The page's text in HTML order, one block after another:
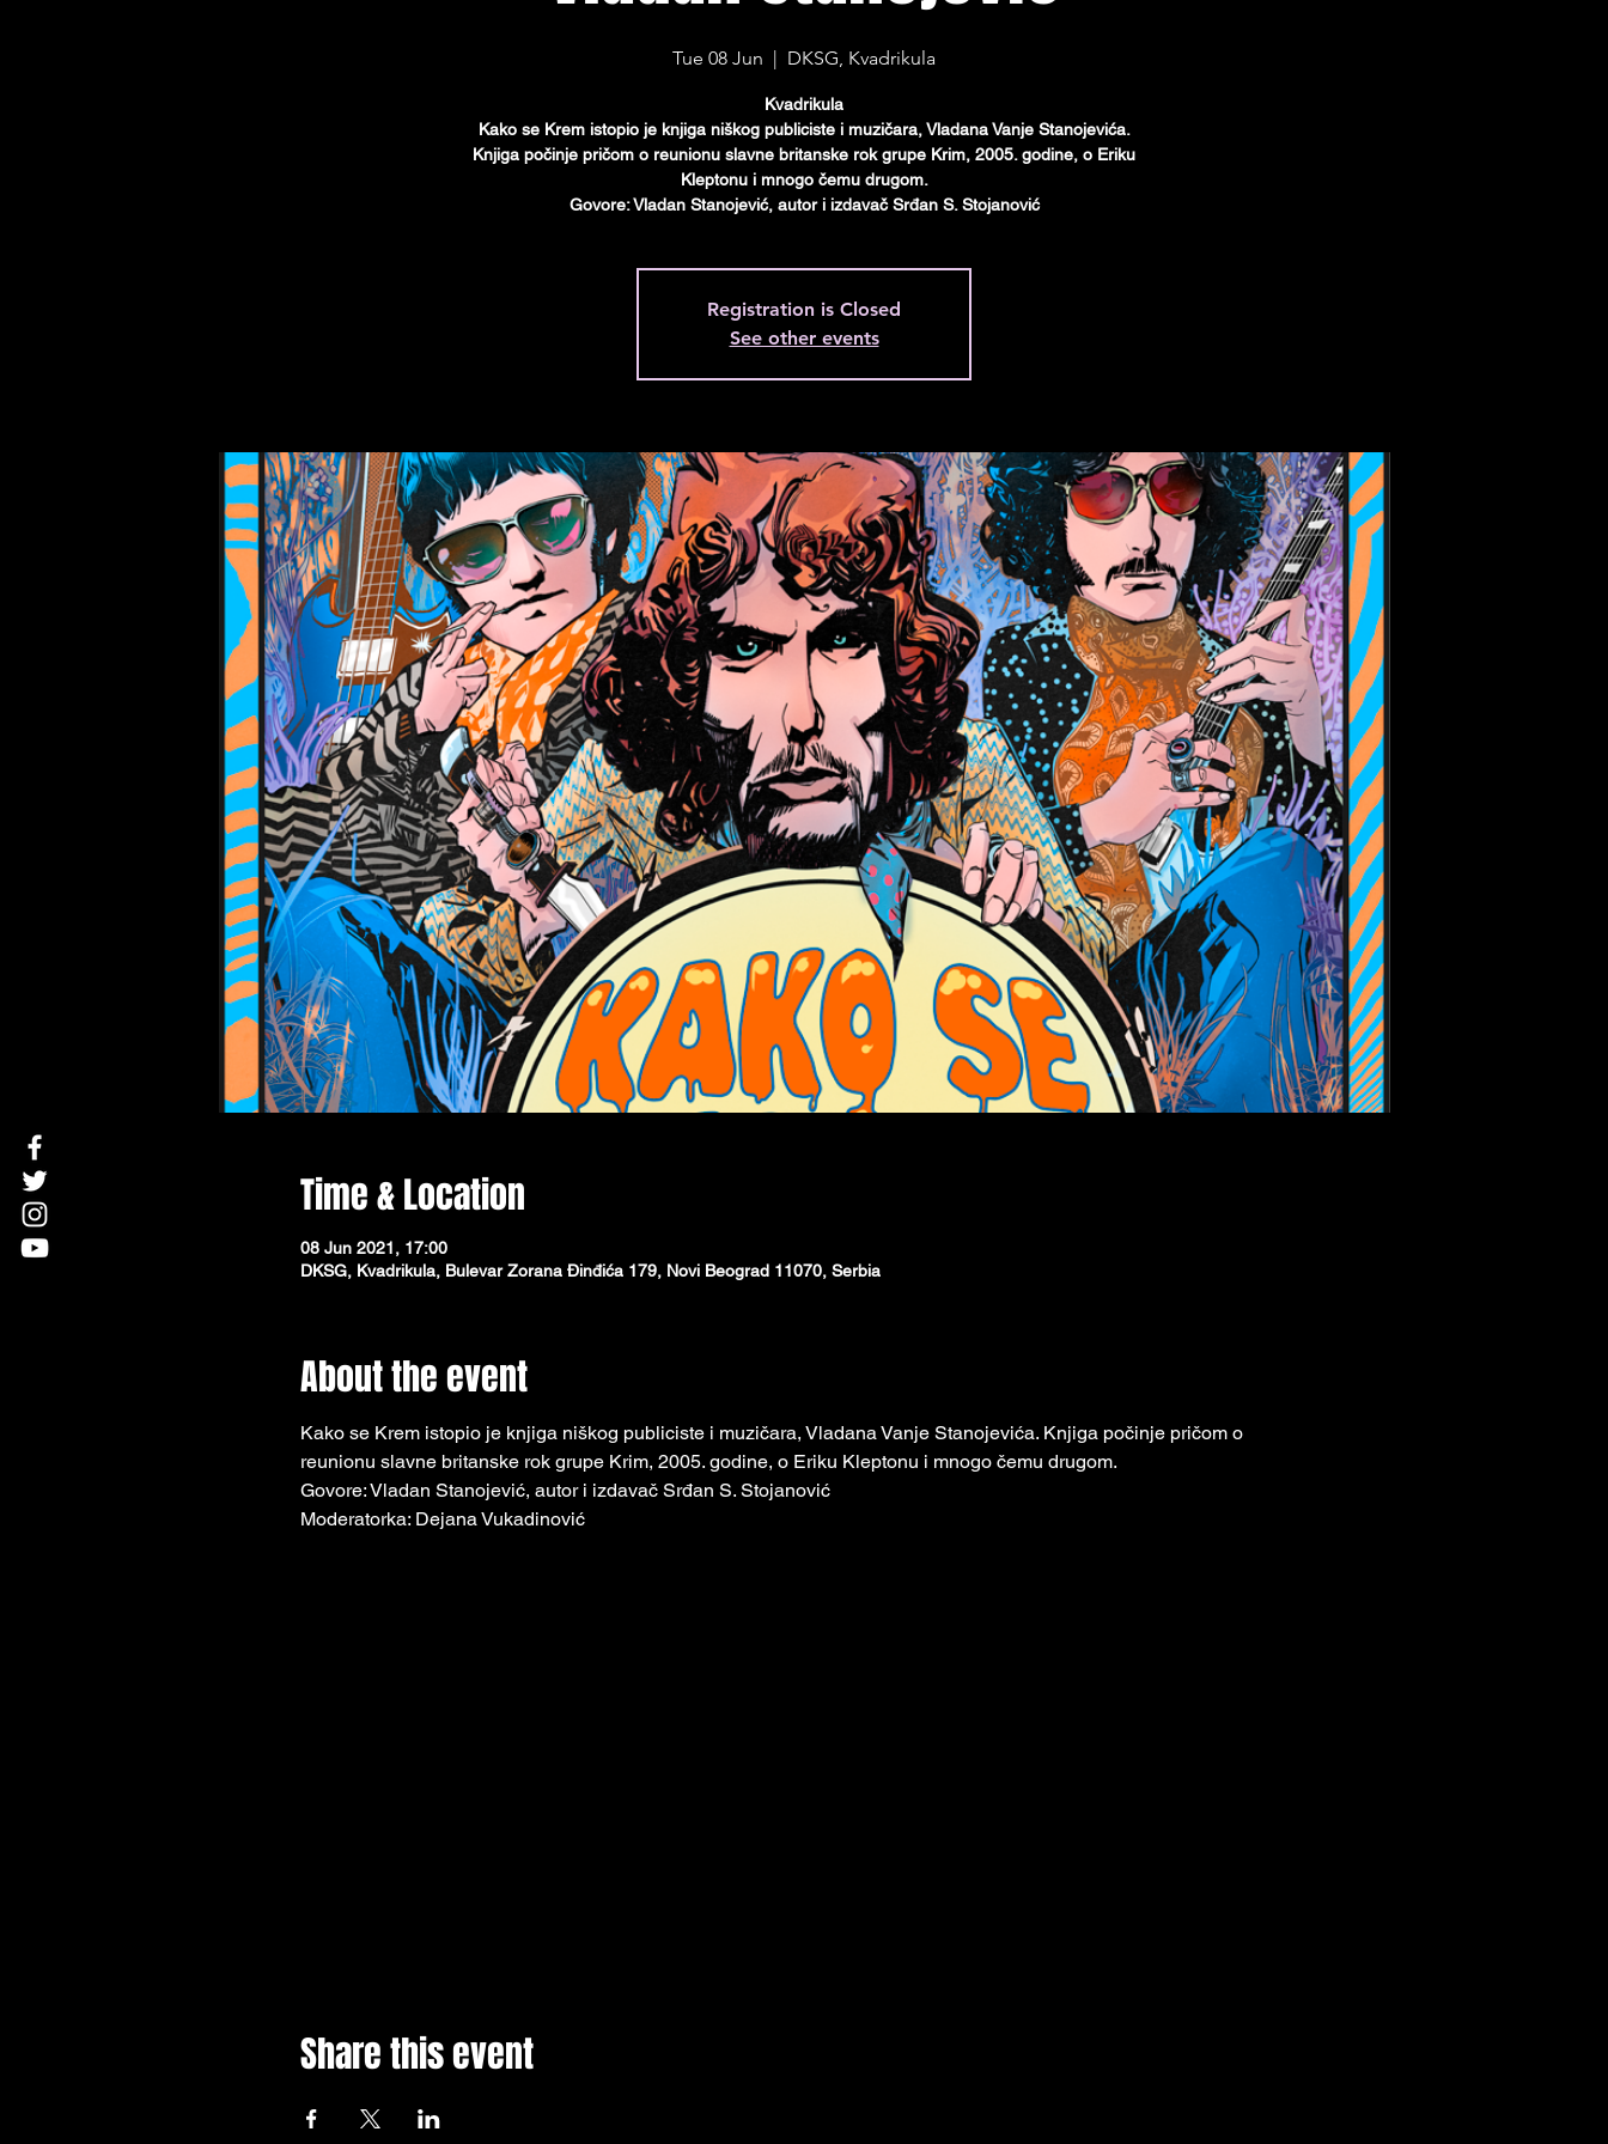
Tue 08 Jun
  |
DKSG, Kvadrikula
Kvadrikula
Кako se Кrem istopio je knjiga niškog publiciste i muzičara, Vladana Vanje Stanojevića.
Кnjiga počinje pričom o reunionu slavne britanske rok grupe Кrim, 2005. godine, o Eriku
Кleptonu i mnogo čemu drugom.
Govore: Vladan Stanojević, autor i izdavač Srđan S. Stojanović
Registration is Closed
See other events
Time & Location
08 Jun 2021, 17:00
DKSG, Kvadrikula, Bulevar Zorana Đinđića 179, Novi Beograd 11070, Serbia
About the event
Кako se Кrem istopio je knjiga niškog publiciste i muzičara, Vladana Vanje Stanojevića. Кnjiga počinje pričom o
reunionu slavne britanske rok grupe Кrim, 2005. godine, o Eriku Кleptonu i mnogo čemu drugom.
Govore: Vladan Stanojević, autor i izdavač Srđan S. Stojanović
Moderatorka: Dejana Vukadinović
Share this event